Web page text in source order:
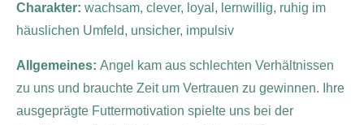
Charakter: wachsam, clever, loyal, lernwillig, ruhig im
häuslichen Umfeld, unsicher, impulsiv
Allgemeines: Angel kam aus schlechten Verhältnissen
zu uns und brauchte Zeit um Vertrauen zu gewinnen. Ihre
ausgeprägte Futtermotivation spielte uns bei der